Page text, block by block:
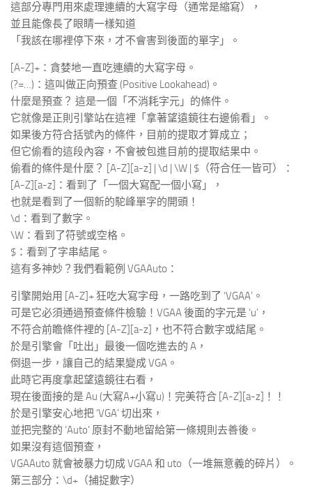
這部分專門用來處理連續的大寫字母（通常是縮寫），
並且能像長了眼睛一樣知道
「我該在哪裡停下來，才不會害到後面的單字」。
[A-Z]+：貪婪地一直吃連續的大寫字母。
(?=…)：這叫做正向預查 (Positive Lookahead)。
什麼是預查？ 這是一個「不消耗字元」的條件。
它就像是正則引擎站在這裡「拿著望遠鏡往右邊偷看」。
如果後方符合括號內的條件，目前的提取才算成立；
但它偷看的這段內容，不會被包進目前的提取結果中。
偷看的條件是什麼？ [A-Z][a-z] | \d | \W | $（符合任一皆可）：
[A-Z][a-z]：看到了「一個大寫配一個小寫」，
也就是看到了一個新的駝峰單字的開頭！
\d：看到了數字。
\W：看到了符號或空格。
$：看到了字串結尾。
這有多神妙？我們看範例 VGAAuto：
引擎開始用 [A-Z]+ 狂吃大寫字母，一路吃到了 ‘VGAA’。
可是它必須通過預查條件檢驗！VGAA 後面的字元是 ‘u’，
不符合前瞻條件裡的 [A-Z][a-z]，也不符合數字或結尾。
於是引擎會「吐出」最後一個吃進去的 A，
倒退一步，讓自己的結果變成 VGA。
此時它再度拿起望遠鏡往右看，
現在後面接的是 Au (大寫A+小寫u)！完美符合 [A-Z][a-z]！！
於是引擎安心地把 ‘VGA’ 切出來，
並把完整的 ‘Auto’ 原封不動地留給第一條規則去善後。
如果沒有這個預查，
VGAAuto 就會被暴力切成 VGAA 和 uto（一堆無意義的碎片）。
第三部分：\d+（捕捉數字）